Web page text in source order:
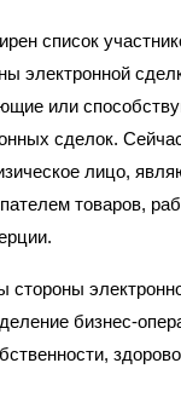
список
электронной
или
сделок.
лицо,
товаров,
стороны
бизнес-